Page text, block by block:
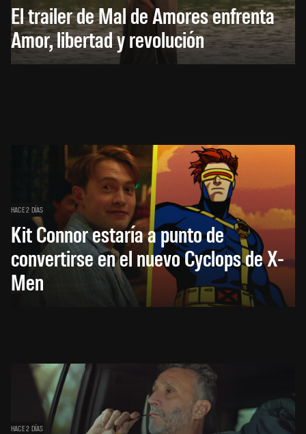
El trailer de Mal de Amores enfrenta
Amor, libertad y revolución
HACE 2 DÍAS
Kit Connor estaría a punto de
convertirse en el nuevo Cyclops de X-
Men
HACE 2 DÍAS